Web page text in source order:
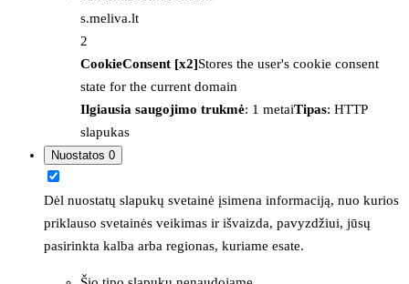
s.meliva.lt
2
CookieConsent [x2]Stores the user's cookie consent
state for the current domain
Ilgiausia saugojimo trukmė: 1 metaiTipas: HTTP
slapukas
Nuostatos 0
Dėl nuostatų slapukų svetainė įsimena informaciją, nuo kurios
priklauso svetainės veikimas ir išvaizda, pavyzdžiui, jūsų
pasirinkta kalba arba regionas, kuriame esate.